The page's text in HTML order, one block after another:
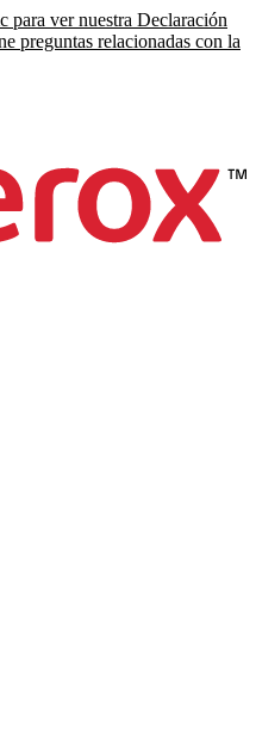
para ver nuestra Declaración
preguntas relacionadas con la